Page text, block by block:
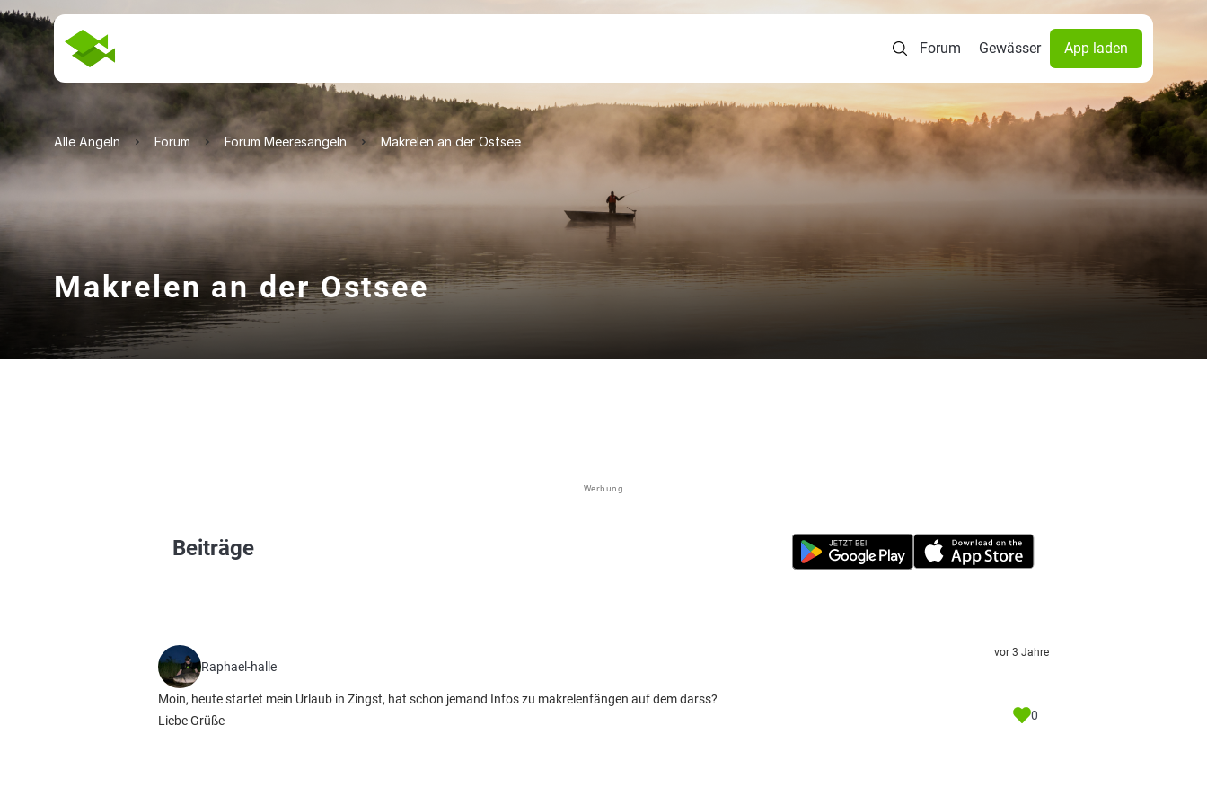
Forum Gewässer App laden
Alle Angeln Forum Forum Meeresangeln Makrelen an der Ostsee
Makrelen an der Ostsee
Werbung
Beiträge
Raphael-halle
Moin, heute startet mein Urlaub in Zingst, hat schon jemand Infos zu makrelenfängen auf dem darss?
Liebe Grüße
vor 3 Jahre
0